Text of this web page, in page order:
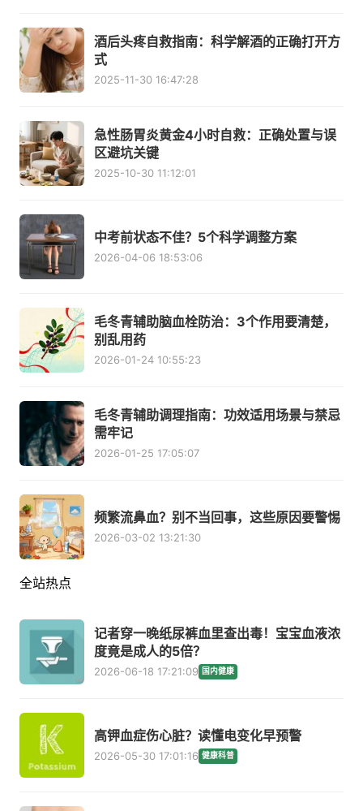
酒后头疼自救指南：科学解酒的正确打开方
式
2025-11-30 16:47:28
急性肠胃炎黄金4小时自救：正确处置与误
区避坑关键
2025-10-30 11:12:01
中考前状态不佳？5个科学调整方案
2026-04-06 18:53:06
毛冬青辅助脑血栓防治：3个作用要清楚，
别乱用药
2026-01-24 10:55:23
毛冬青辅助调理指南：功效适用场景与禁忌
需牢记
2026-01-25 17:05:07
频繁流鼻血？别不当回事，这些原因要警惕
2026-03-02 13:21:30
全站热点
记者穿一晚纸尿裤血里查出毒！宝宝血液浓
度竟是成人的5倍？
2026-06-18 17:21:09 国内健康
高钾血症伤心脏？读懂电变化早预警
2026-05-30 17:01:16 健康科普